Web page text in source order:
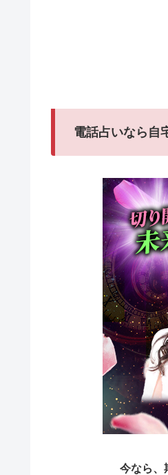
電話占いなら自
今なら、